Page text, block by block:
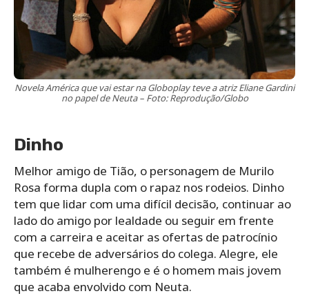
Novela América que vai estar na Globoplay teve a atriz Eliane Gardini
no papel de Neuta – Foto: Reprodução/Globo
Dinho
Melhor amigo de Tião, o personagem de Murilo
Rosa forma dupla com o rapaz nos rodeios. Dinho
tem que lidar com uma difícil decisão, continuar ao
lado do amigo por lealdade ou seguir em frente
com a carreira e aceitar as ofertas de patrocínio
que recebe de adversários do colega. Alegre, ele
também é mulherengo e é o homem mais jovem
que acaba envolvido com Neuta.